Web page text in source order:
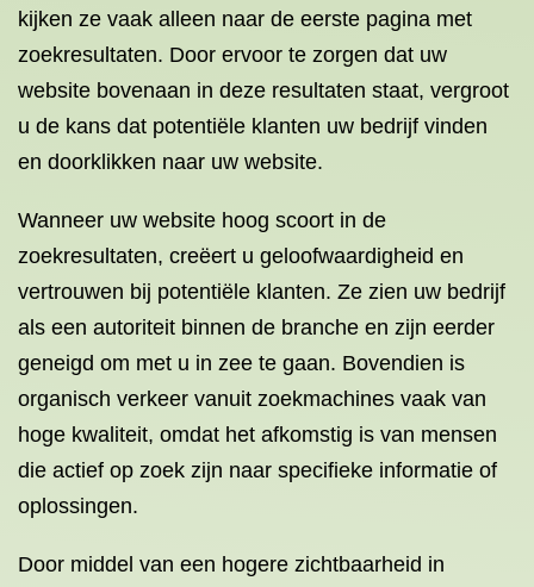
kijken ze vaak alleen naar de eerste pagina met
zoekresultaten. Door ervoor te zorgen dat uw
website bovenaan in deze resultaten staat, vergroot
u de kans dat potentiële klanten uw bedrijf vinden
en doorklikken naar uw website.
Wanneer uw website hoog scoort in de
zoekresultaten, creëert u geloofwaardigheid en
vertrouwen bij potentiële klanten. Ze zien uw bedrijf
als een autoriteit binnen de branche en zijn eerder
geneigd om met u in zee te gaan. Bovendien is
organisch verkeer vanuit zoekmachines vaak van
hoge kwaliteit, omdat het afkomstig is van mensen
die actief op zoek zijn naar specifieke informatie of
oplossingen.
Door middel van een hogere zichtbaarheid in